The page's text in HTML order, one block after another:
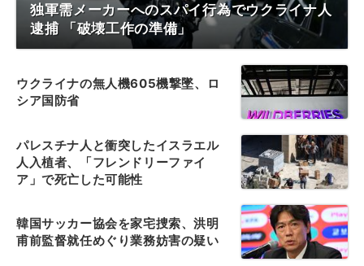
独軍需メーカーへのスパイ行為でウクライナ人
逮捕 「破壊工作の準備」
ウクライナの無人機605機撃墜、ロ
シア国防省
パレスチナ人と衝突したイスラエル
人入植者、「フレンドリーファイ
ア」で死亡した可能性
韓国サッカー協会を家宅捜索、洪明
甫前監督就任めぐり業務妨害の疑い